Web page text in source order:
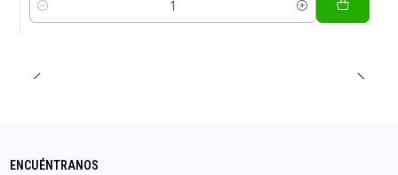
Cantidad
ENCUÉNTRANOS